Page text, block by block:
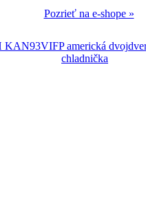
Pozrieť na e-shope »